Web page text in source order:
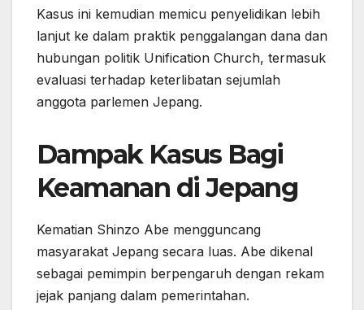
Kasus ini kemudian memicu penyelidikan lebih
lanjut ke dalam praktik penggalangan dana dan
hubungan politik Unification Church, termasuk
evaluasi terhadap keterlibatan sejumlah
anggota parlemen Jepang.
Dampak Kasus Bagi
Keamanan di Jepang
Kematian Shinzo Abe mengguncang
masyarakat Jepang secara luas. Abe dikenal
sebagai pemimpin berpengaruh dengan rekam
jejak panjang dalam pemerintahan.